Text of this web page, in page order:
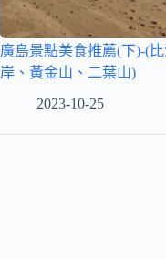
廣島景點美食推薦(下)-(
岸、黃金山、二葉山)
2023-10-25